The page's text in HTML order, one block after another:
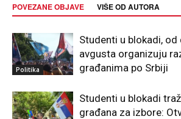
POVEZANE OBJAVE VIŠE OD AUTORA
Politika
Studenti u blokadi, od
avgusta organizuju
građanima po Srbiji
Studenti u blokadi
građana za izbore: